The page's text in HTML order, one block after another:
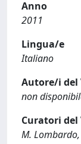
Anno
2011
Lingua/e
Italiano
Autore/i del
non
Curatori del
M.